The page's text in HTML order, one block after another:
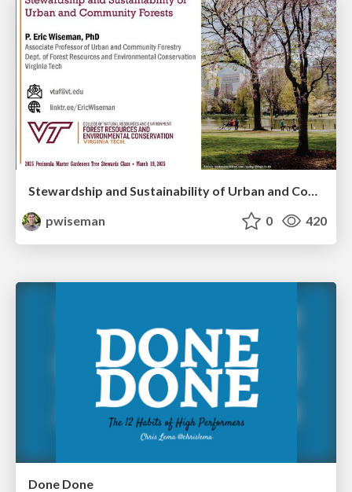
Stewardship and Sustainability of Urban and Community Forests
pwiseman
0 420
Done Done